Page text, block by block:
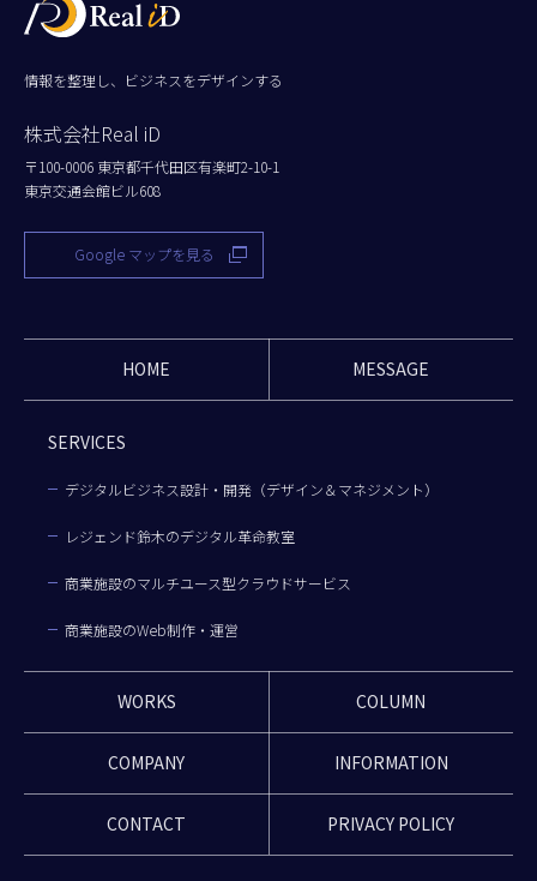
情報を整理し、ビジネスをデザインする
株式会社Real iD
〒100-0006 東京都千代田区有楽町2-10-1
東京交通会館ビル608
Google マップを見る
HOME MESSAGE
SERVICES
デジタルビジネス設計・開発（デザイン＆マネジメント）
レジェンド鈴木のデジタル革命教室
商業施設のマルチユース型クラウドサービス
商業施設のWeb制作・運営
WORKS COLUMN
COMPANY INFORMATION
CONTACT PRIVACY POLICY